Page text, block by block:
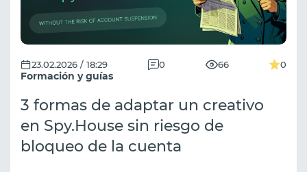
Formación y guías
23.02.2026 / 18:29 0 66 0
3 formas de adaptar un creativo
en Spy.House sin riesgo de
bloqueo de la cuenta